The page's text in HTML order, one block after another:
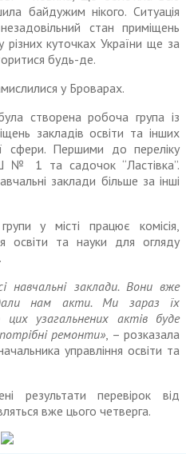
байдужим нікого. Ситуація
стан приміщень
різних куточках України ще за
будь-де.
у Броварах.
створена робоча група із
закладів освіти та інших
сфери. Першими до переліку
№ 1 та садочок “Ластівка”.
заклади більше за інші
у місті працює комісія,
освіти та науки для огляду
навчальні заклади. Вони вже
нам акти. Ми зараз їх
цих узагальнених актів буде
ремонти», – розказала
управління освіти та
результати перевірок від
вже цього четверга.